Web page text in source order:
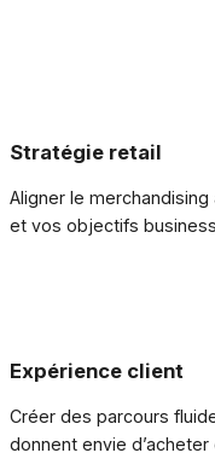
Stratégie retail
Aligner le
et vos objectifs
Expérience client
Créer des parcours
donnent envie d’acheter